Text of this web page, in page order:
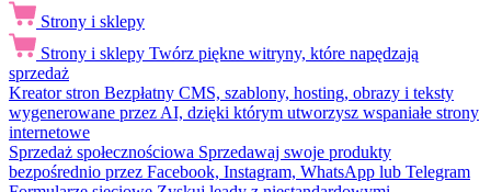
Strony i sklepy
Strony i sklepy Twórz piękne witryny, które napędzają
sprzedaż
Kreator stron Bezpłatny CMS, szablony, hosting, obrazy i teksty
wygenerowane przez AI, dzięki którym utworzysz wspaniałe strony
internetowe
Sprzedaż społecznościowa Sprzedawaj swoje produkty
bezpośrednio przez Facebook, Instagram, WhatsApp lub Telegram